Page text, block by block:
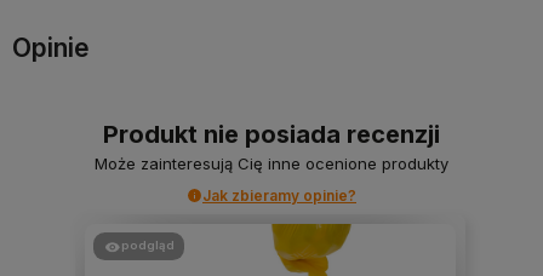
Opinie
Produkt nie posiada recenzji
Może zainteresują Cię inne ocenione produkty
Jak zbieramy opinie?
podgląd